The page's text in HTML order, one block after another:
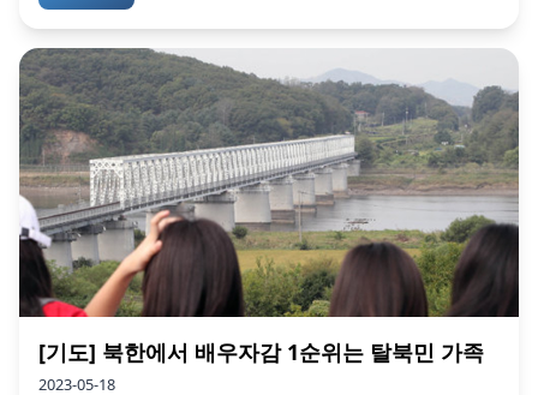
[기도] 북한에서 배우자감 1순위는 탈북민 가족
2023-05-18